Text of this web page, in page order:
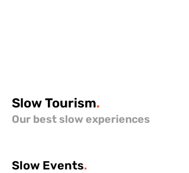
SlowTourism.
Our best slow experiences
Slow Events.